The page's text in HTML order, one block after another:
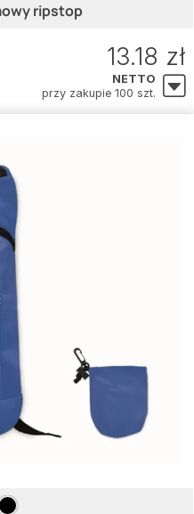
ripstop
13.18 zł
NETTO
przy zakupie 100 szt.